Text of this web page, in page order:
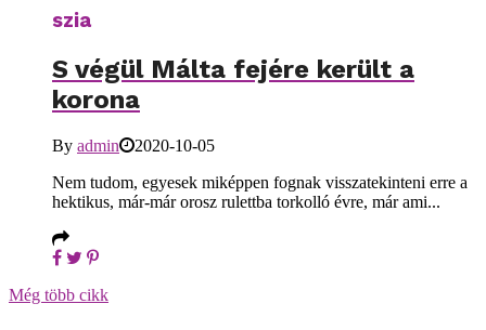
szia
S végül Málta fejére került a
korona
By admin
2020-10-05
Nem tudom, egyesek miképpen fognak visszatekinteni erre a
hektikus, már-már orosz rulettba torkolló évre, már ami...
Még több cikk